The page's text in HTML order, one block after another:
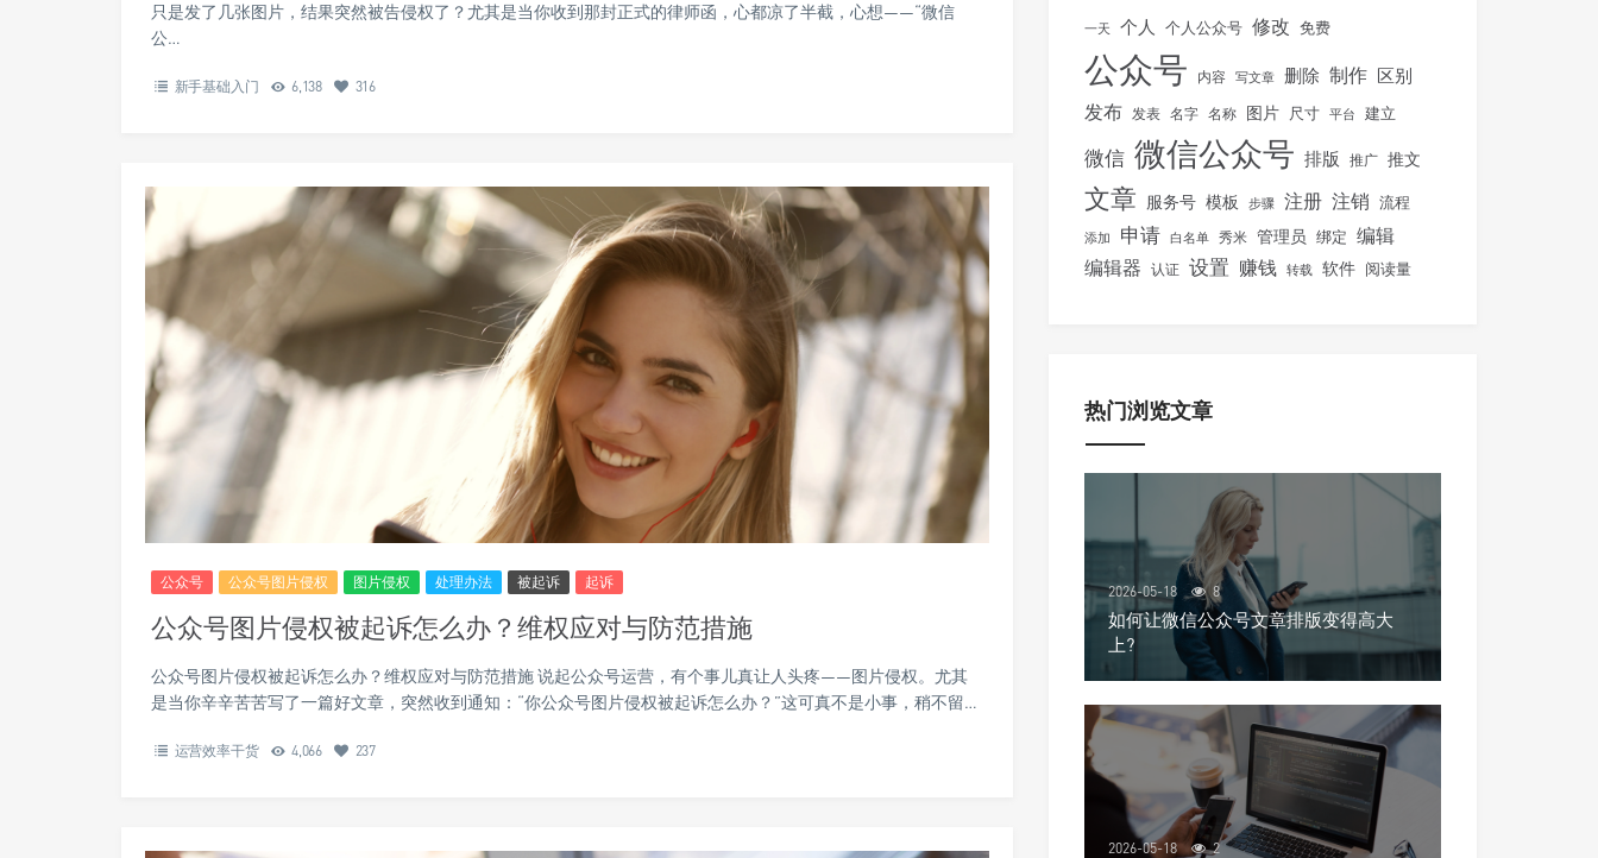
只是发了几张图片，结果突然被告侵权了？尤其是当你收到那封正式的律师函，心都凉了半截，心想——“微信
公…
新手基础入门 6,138 316
公众号 公众号图片侵权 图片侵权 处理办法 被起诉 起诉
公众号图片侵权被起诉怎么办？维权应对与防范措施
公众号图片侵权被起诉怎么办？维权应对与防范措施 说起公众号运营，有个事儿真让人头疼——图片侵权。尤其
是当你辛辛苦苦写了一篇好文章，突然收到通知：“你公众号图片侵权被起诉怎么办？”这可真不是小事，稍不留…
运营效率干货 4,066 237
一天 个人 个人公众号 修改 免费
公众号 内容 写文章 删除 制作 区别
发布 发表 名字 名称 图片 尺寸 平台 建立
微信 微信公众号 排版 推广 推文
文章 服务号 模板 步骤 注册 注销 流程
添加 申请 白名单 秀米 管理员 绑定 编辑
编辑器
认证 设置 赚钱 转载 软件 阅读量
热门浏览文章
2026-05-18 8
如何让微信公众号文章排版变得高大
上?
2026-05-18 2